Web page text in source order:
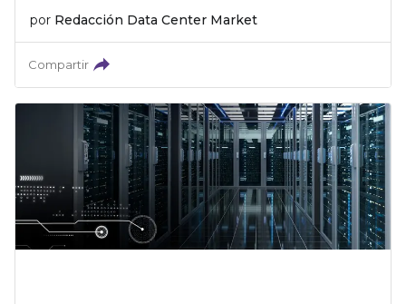
por Redacción Data Center Market
Compartir